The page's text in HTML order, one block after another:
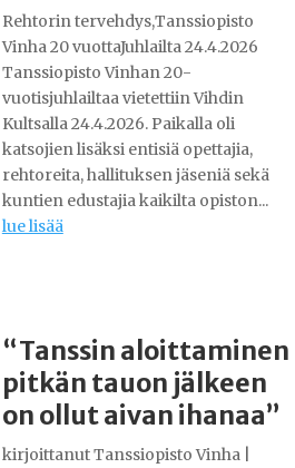
Rehtorin tervehdys,Tanssiopisto
Vinha 20 vuottaJuhlailta 24.4.2026
Tanssiopisto Vinhan 20-
vuotisjuhlailtaa vietettiin Vihdin
Kultsalla 24.4.2026. Paikalla oli
katsojien lisäksi entisiä opettajia,
rehtoreita, hallituksen jäseniä sekä
kuntien edustajia kaikilta opiston...
lue lisää
“Tanssin aloittaminen
pitkän tauon jälkeen
on ollut aivan ihanaa”
kirjoittanutTanssiopisto Vinha|